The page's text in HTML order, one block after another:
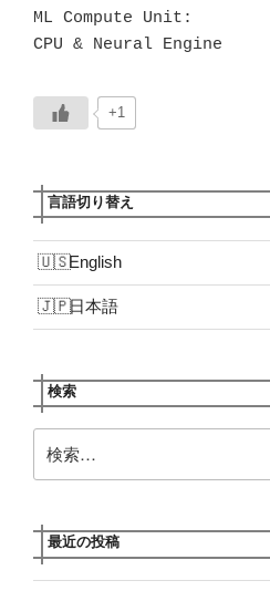
ML Compute Unit:
CPU & Neural Engine
+1
言語切り替え
English
日本語
検索
索:
最近の投稿